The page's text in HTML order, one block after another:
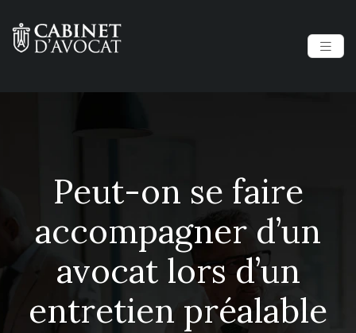
Peut-on se faire
accompagner d’un
avocat lors d’un
entretien préalable